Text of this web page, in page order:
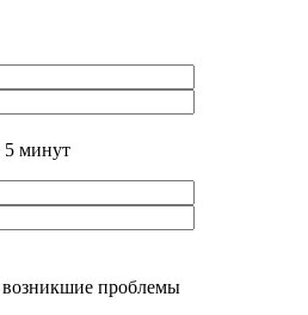
5 минут
возникшие проблемы